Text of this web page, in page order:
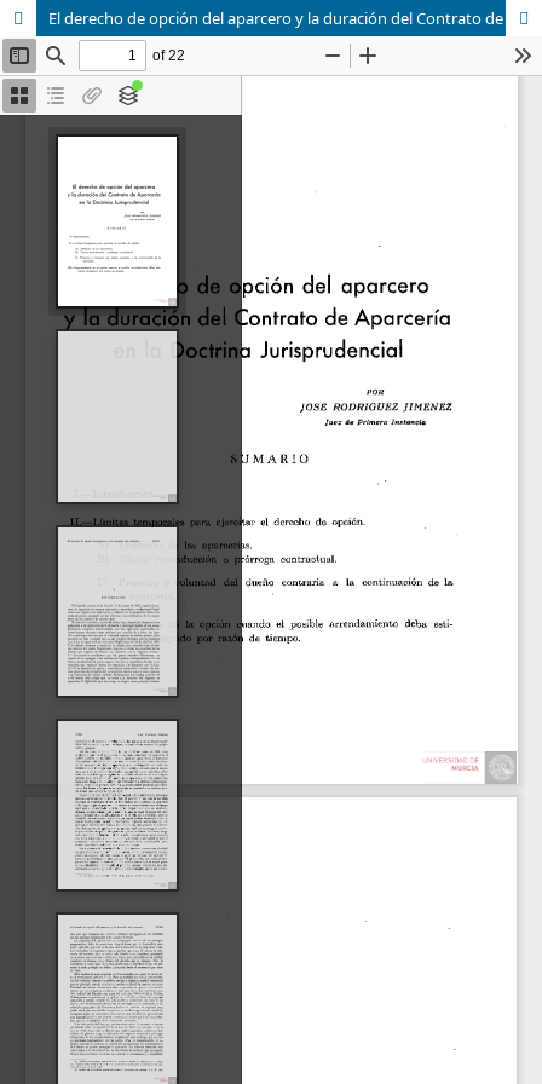
El derecho de opción del aparcero y la duración del Contrato de Aparcería en la Doctrina Jurisprudencial